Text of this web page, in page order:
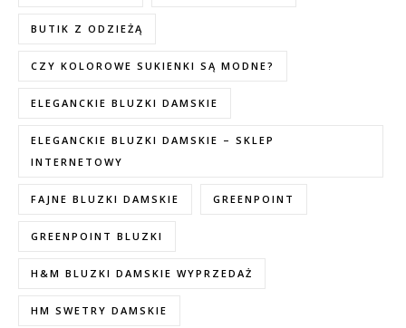
BUTIK Z ODZIEŻĄ
CZY KOLOROWE SUKIENKI SĄ MODNE?
ELEGANCKIE BLUZKI DAMSKIE
ELEGANCKIE BLUZKI DAMSKIE – SKLEP
INTERNETOWY
FAJNE BLUZKI DAMSKIE GREENPOINT
GREENPOINT BLUZKI
H&M BLUZKI DAMSKIE WYPRZEDAŻ
HM SWETRY DAMSKIE